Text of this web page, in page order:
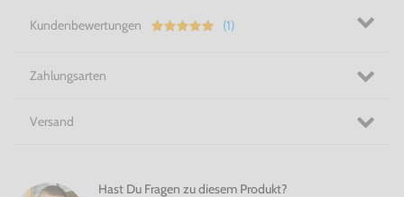
8-Bit Prozessor
Modell DMG 001
absolute Goldstück unter den Handhelds!!
Kundenbewertungen (1)
Zahlungsarten
Versand
Hast Du Fragen zu diesem Produkt?